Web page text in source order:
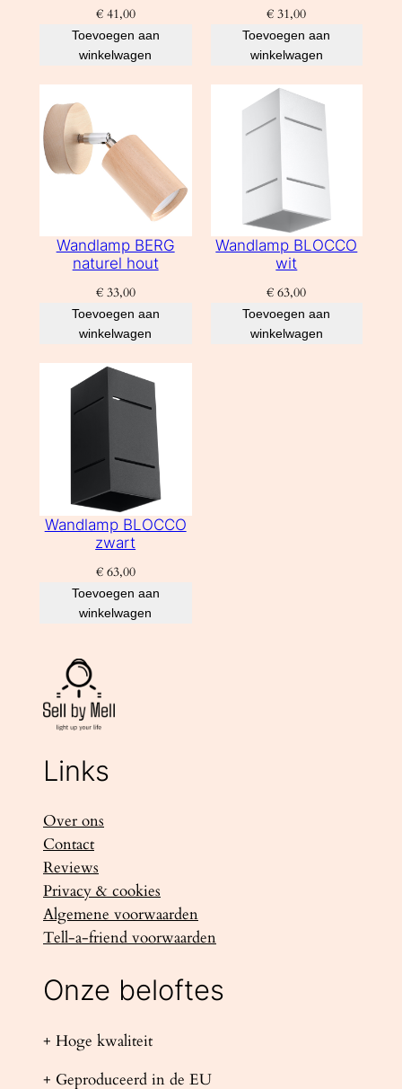
€41,00
Toevoegen aan
winkelwagen
€ 31,00
Toevoegen aan
winkelwagen
Wandlamp BERG
naturel hout
€33,00
Toevoegen aan
winkelwagen
Wandlamp BLOCCO
wit
€ 63,00
Toevoegen aan
winkelwagen
Wandlamp BLOCCO
zwart
€63,00
Toevoegen aan
winkelwagen
Links
Over ons
Contact
Reviews
Privacy & cookies
Algemene voorwaarden
Tell-a-friend voorwaarden
Onze beloftes
+ Hoge kwaliteit
+ Geproduceerd in de EU